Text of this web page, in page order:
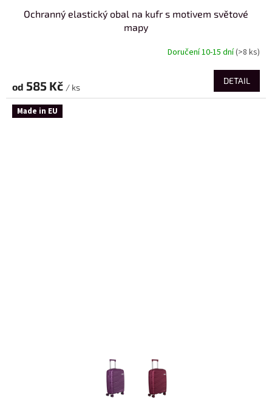
Ochranný elastický obal na kufr s motivem světové
mapy
Doručení 10-15 dní(>8 ks)
od 585 Kč / ks
DETAIL
Made in EU